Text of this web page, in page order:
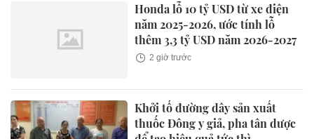
Honda lỗ 10 tỷ USD từ xe điện
năm 2025-2026, ước tính lỗ
thêm 3,3 tỷ USD năm 2026-2027
2 giờ trước
Khởi tố đường dây sản xuất
thuốc Đông y giả, pha tân dược